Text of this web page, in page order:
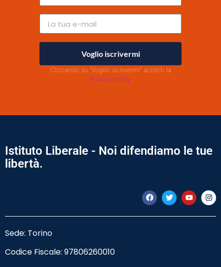
Voglio iscrivermi
Cliccando su "Voglio iscrivermi"accetti la
Privacy Policy.
Istituto Liberale - Noi difendiamo le tue
libertà.
Sede: Torino
Codice Fiscale: 97806260010